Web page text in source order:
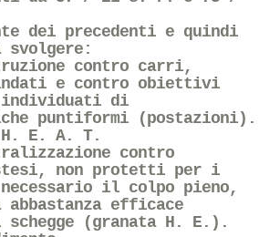
dei precedenti e quindi
svolgere:
contro carri,
e contro obiettivi
individuati di
puntiformi (postazioni).
H. E. A. T.
contro
non protetti per i
il colpo pieno,
abbastanza efficace
(granata H. E.).